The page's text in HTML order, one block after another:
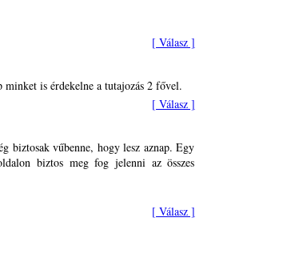
[ Válasz ]
is érdekelne a tutajozás 2 fővel.
[ Válasz ]
biztosak vűbenne, hogy lesz aznap. Egy
biztos meg fog jelenni az összes
[ Válasz ]